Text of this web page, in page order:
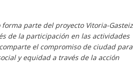
parte del proyecto Vitoria-Gasteiz
de la participación en las actividades
el compromiso de ciudad para
y equidad a través de la acción